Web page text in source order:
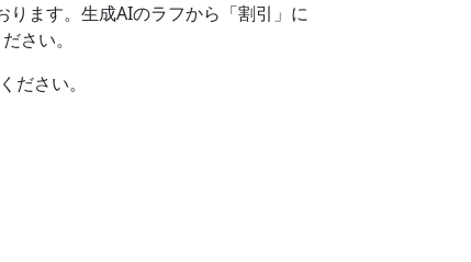
ます。生成AIのラフから「割引」に
さい。
ださい。